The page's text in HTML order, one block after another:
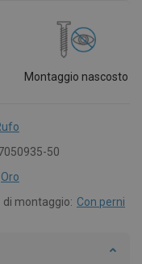
Montaggio nascosto
50
Oro
di montaggio: Con perni